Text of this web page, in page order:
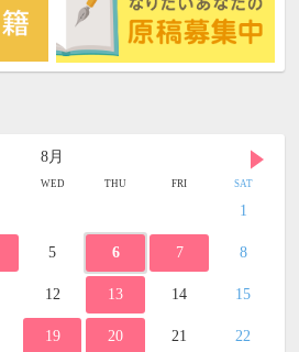
8月
WED THU FRI SAT
1
5 6 7 8
12 13 14 15
19 20 21 22